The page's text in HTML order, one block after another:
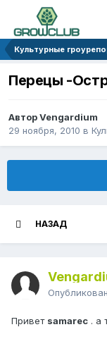
Культурные
Перецы -
Автор Vengardium
29 ноября, 2010 в
НАЗАД
Привет samarec . а